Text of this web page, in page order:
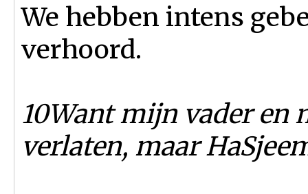
We hebben intens
verhoord.
10Want mijn vader en
verlaten, maar